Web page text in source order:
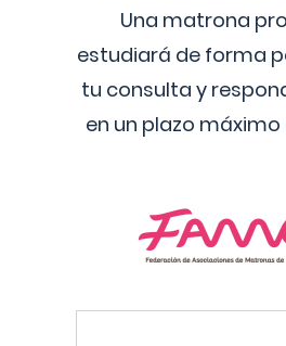
Una matrona
estudiará de forma
tu consulta y
en un plazo máximo